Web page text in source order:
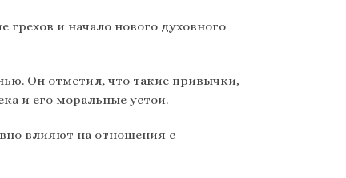
и начало нового духовного
Он отметил, что такие привычки,
и его моральные устои.
влияют на отношения с